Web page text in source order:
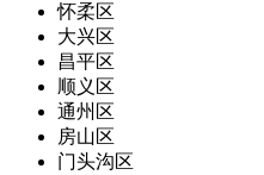
怀柔区
大兴区
昌平区
顺义区
通州区
房山区
门头沟区